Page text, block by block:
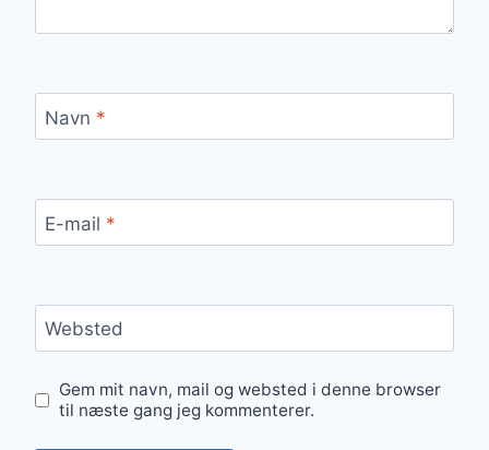
Navn *
E-mail *
Websted
Gem mit navn, mail og websted i denne browser
til næste gang jeg kommenterer.